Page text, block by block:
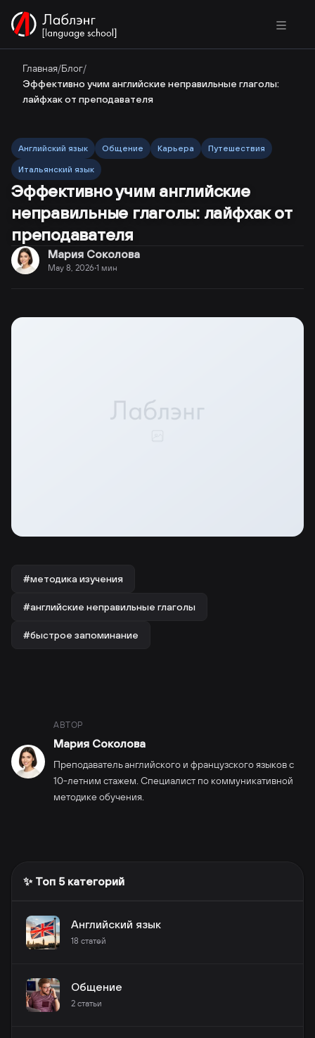
Главная/Блог/
Эффективно учим английские неправильные глаголы:
лайфхак от преподавателя
Английский язык Общение Карьера Путешествия
Итальянский язык
Эффективно учим английские
неправильные глаголы: лайфхак от
преподавателя
Мария Соколова
May 8, 2026·1 мин
#методика изучения
#английские неправильные глаголы
#быстрое запоминание
АВТОР
Мария Соколова
Преподаватель английского и французского языков с
10-летним стажем. Специалист по коммуникативной
методике обучения.
✨ Топ 5 категорий
Английский язык
18 статей
Общение
2 статьи